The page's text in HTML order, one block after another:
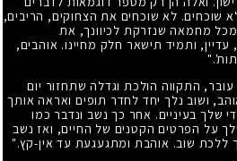
שוכחים. לא שוכחים את הצחוקים, הריבים,
מכל מחמאה שנזרקת לכיוונך, את
ותמיד תישאר חלק מחיינו. אוהבים,
התקווה הולכת וגדלה שתחזור יום
ושוב נלך יחד לחדר תופים ואראה אותך
שלך בעיניים. אחר כך נשב ונדבר כמו
על הפרטים הקטנים של החיים, ואז נשב
ללכת שוב. אוהבת ומתגעגעת עד אין-קץ."